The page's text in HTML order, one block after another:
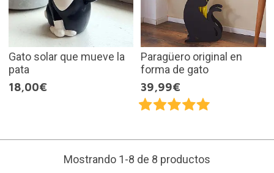
Gato solar que mueve la
pata
18,00€
Paragüero original en
forma de gato
39,99€
Mostrando 1-8 de 8 productos